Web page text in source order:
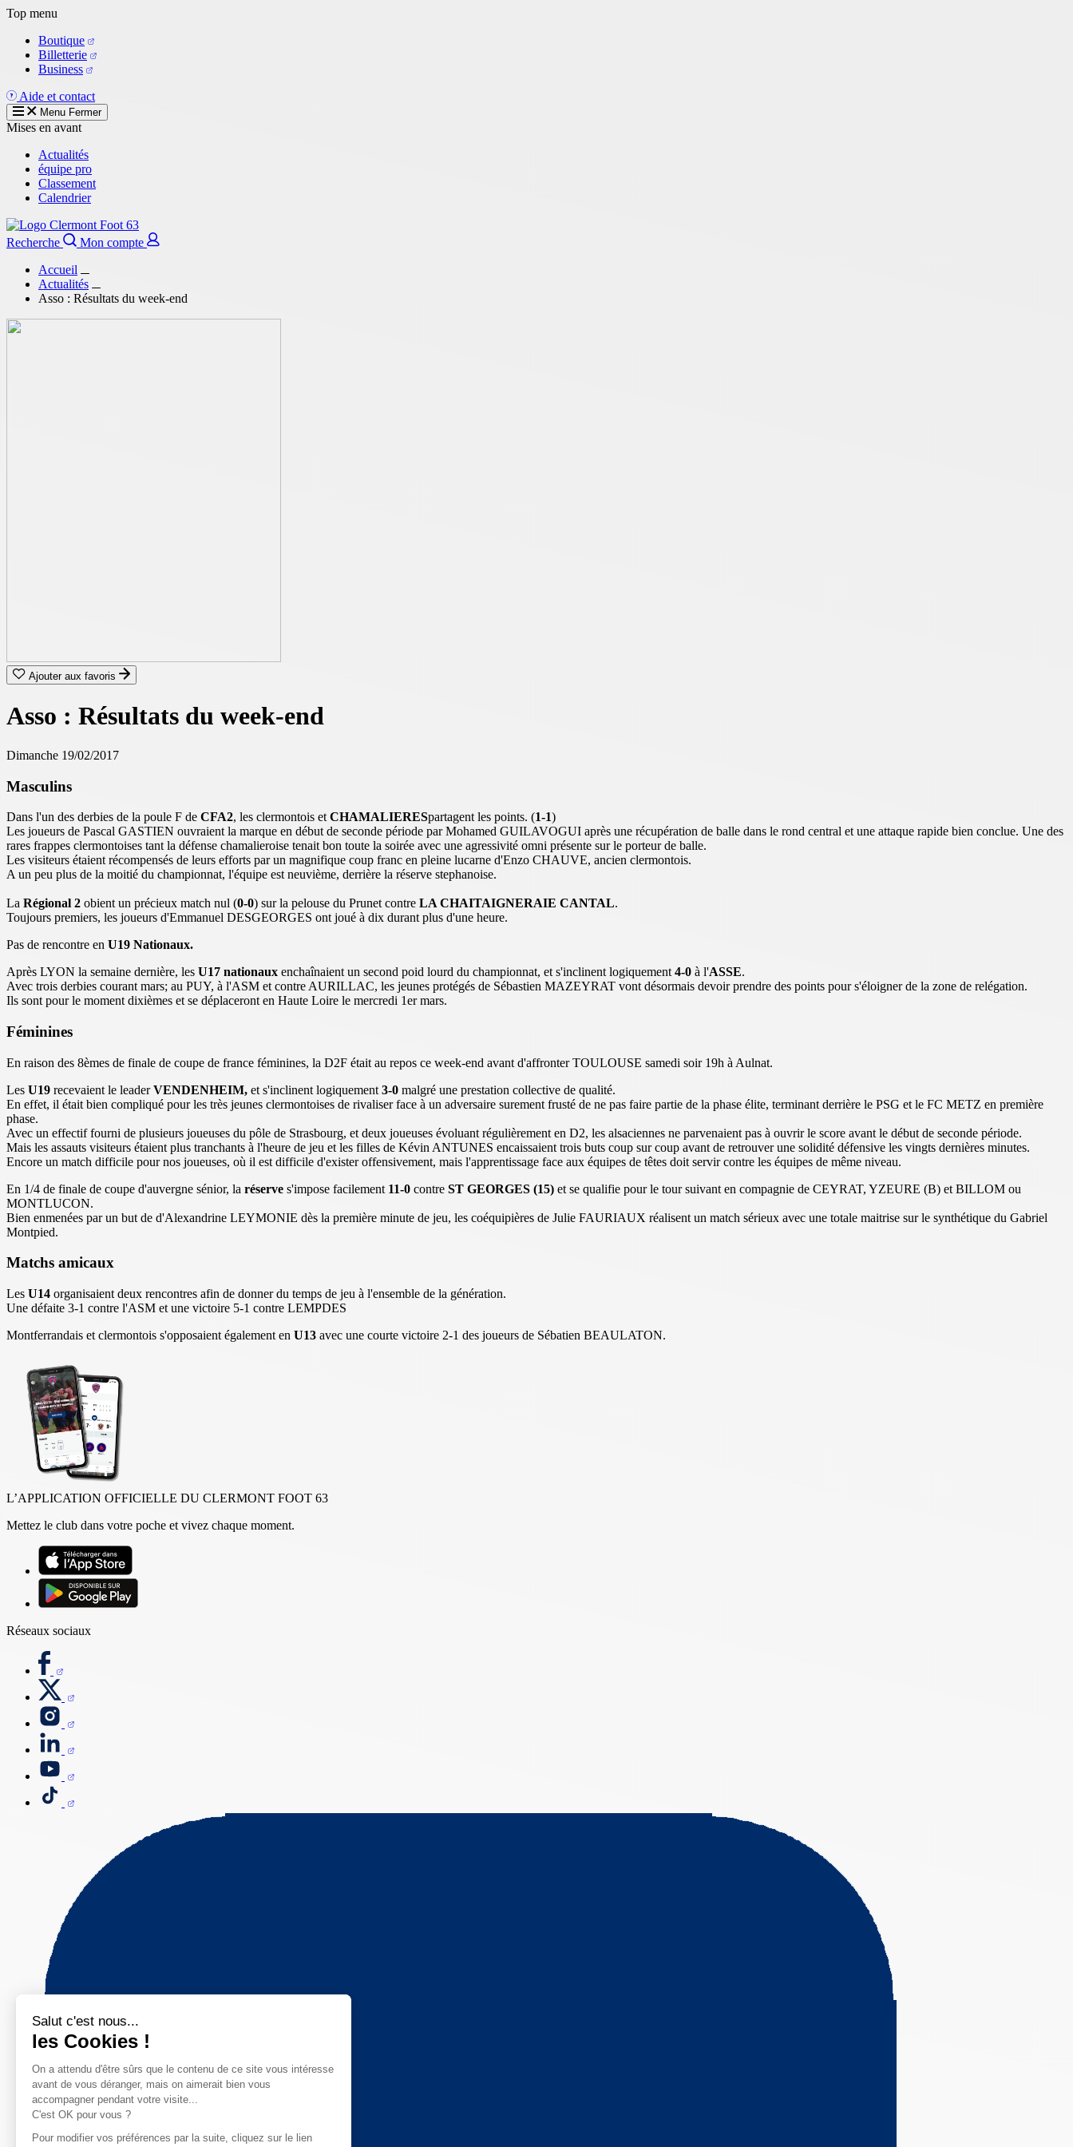
Salut c'est nous...
les Cookies !
On a attendu d'être sûrs que le contenu de ce site vous intéresse
avant de vous déranger, mais on aimerait bien vous
accompagner pendant votre visite...
C'est OK pour vous ?
Pour modifier vos préférences par la suite, cliquez sur le lien
Aller
contenu
principal
Top menu
Boutique
Billetterie
Business
Aide et contact
Menu Fermer
Mises en avant
Actualités
équipe pro
Classement
Calendrier
Recherche
Mon compte
Accueil
Actualités
Asso : Résultats du week-end
Ajouter aux favoris
Asso : Résultats du week-end
Dimanche 19/02/2017
Masculins
Dans l'un des derbies de la poule F de CFA2, les clermontois et CHAMALIERESpartagent les points. (1-1)
Les joueurs de Pascal GASTIEN ouvraient la marque en début de seconde période par Mohamed GUILAVOGUI après une récupération de balle dans le rond central et une attaque rapide bien conclue. Une des
rares frappes clermontoises tant la défense chamalieroise tenait bon toute la soirée avec une agressivité omni présente sur le porteur de balle.
Les visiteurs étaient récompensés de leurs efforts par un magnifique coup franc en pleine lucarne d'Enzo CHAUVE, ancien clermontois.
A un peu plus de la moitié du championnat, l'équipe est neuvième, derrière la réserve stephanoise.
La Régional 2 obient un précieux match nul (0-0) sur la pelouse du Prunet contre LA CHAITAIGNERAIE CANTAL.
Toujours premiers, les joueurs d'Emmanuel DESGEORGES ont joué à dix durant plus d'une heure.
Pas de rencontre en U19 Nationaux.
Après LYON la semaine dernière, les U17 nationaux enchaînaient un second poid lourd du championnat, et s'inclinent logiquement 4-0 à l'ASSE.
Avec trois derbies courant mars; au PUY, à l'ASM et contre AURILLAC, les jeunes protégés de Sébastien MAZEYRAT vont désormais devoir prendre des points pour s'éloigner de la zone de relégation.
Ils sont pour le moment dixièmes et se déplaceront en Haute Loire le mercredi 1er mars.
Féminines
En raison des 8èmes de finale de coupe de france féminines, la D2F était au repos ce week-end avant d'affronter TOULOUSE samedi soir 19h à Aulnat.
Les U19 recevaient le leaderVENDENHEIM, et s'inclinent logiquement 3-0 malgré une prestation collective de qualité.
En effet, il était bien compliqué pour les très jeunes clermontoises de rivaliser face à un adversaire surement frusté de ne pas faire partie de la phase élite, terminant derrière le PSG et le FC METZ en première
phase.
Avec un effectif fourni de plusieurs joueuses du pôle de Strasbourg, et deux joueuses évoluant régulièrement en D2, les alsaciennes ne parvenaient pas à ouvrir le score avant le début de seconde période.
Mais les assauts visiteurs étaient plus tranchants à l'heure de jeu et les filles de Kévin ANTUNES encaissaient trois buts coup sur coup avant de retrouver une solidité défensive les vingts dernières minutes.
Encore un match difficile pour nos joueuses, où il est difficile d'exister offensivement, mais l'apprentissage face aux équipes de têtes doit servir contre les équipes de même niveau.
En 1/4 de finale de coupe d'auvergne sénior, la réserve s'impose facilement 11-0 contre ST GEORGES (15) et se qualifie pour le tour suivant en compagnie de CEYRAT, YZEURE (B) et BILLOM ou
MONTLUCON.
Bien enmenées par un but de d'Alexandrine LEYMONIE dès la première minute de jeu, les coéquipières de Julie FAURIAUX réalisent un match sérieux avec une totale maitrise sur le synthétique du Gabriel
Montpied.
Matchs amicaux
Les U14 organisaient deux rencontres afin de donner du temps de jeu à l'ensemble de la génération.
Une défaite 3-1 contre l'ASM et une victoire 5-1 contre LEMPDES
Montferrandais et clermontois s'opposaient également en U13 avec une courte victoire 2-1 des joueurs de Sébatien BEAULATON.
L’APPLICATION OFFICIELLE DU CLERMONT FOOT 63
Mettez le club dans votre poche et vivez chaque moment.
Réseaux sociaux